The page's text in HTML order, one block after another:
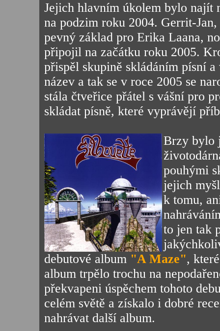
Jejich hlavním úkolem bylo najít
na podzim roku 2004. Gerrit-
pevný základ pro Erika Laana,
připojil na začátku roku 2005.
přispěl skupině skládáním písní
název a tak se v roce 2005 se
stála čtveřice přátel s vášní pro
skládat písně, které vyprávějí
Brzy bylo
pouhými
jejich
k tomu,
to jen tak
debutové album "A Maze",
album trpělo trochu na
překvapeni úspěchem tohoto
celém světě a získalo i dobré
nahrávat další album.